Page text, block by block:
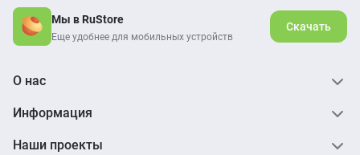
Мы в RuStore
Еще удобнее для мобильных устройств
Скачать
О нас
Информация
Наши проекты